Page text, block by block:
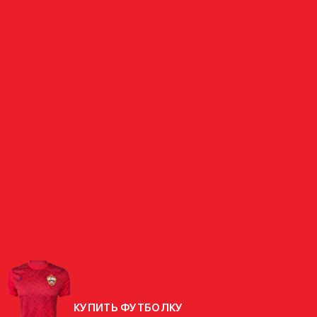
КУПИТЬ ФУТБОЛКУ